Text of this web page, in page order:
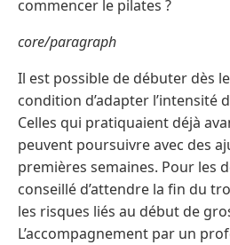
commencer le pilates ?
core/paragraph
Il est possible de débuter dès
condition d’adapter l’intensité
Celles qui pratiquaient déjà
peuvent poursuivre avec des
premières semaines. Pour les
conseillé d’attendre la fin du
les risques liés au début de
L’accompagnement par un